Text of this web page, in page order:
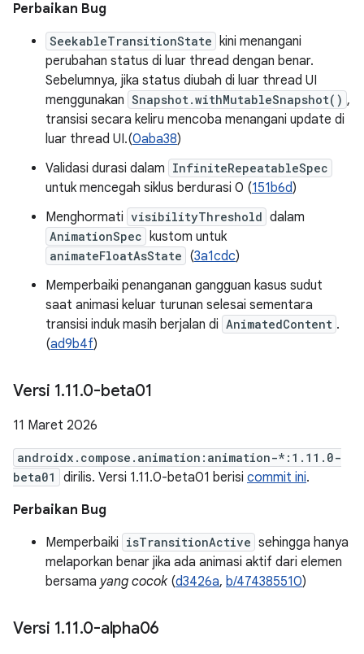
Perbaikan Bug
SeekableTransitionState kini menangani
perubahan status di luar thread dengan benar.
Sebelumnya, jika status diubah di luar thread UI
menggunakan Snapshot.withMutableSnapshot() ,
transisi secara keliru mencoba menangani update di
luar thread UI.(0aba38)
Validasi durasi dalam InfiniteRepeatableSpec
untuk mencegah siklus berdurasi 0 (151b6d)
Menghormati visibilityThreshold dalam
AnimationSpec kustom untuk
animateFloatAsState (3a1cdc)
Memperbaiki penanganan gangguan kasus sudut
saat animasi keluar turunan selesai sementara
transisi induk masih berjalan di AnimatedContent .
(ad9b4f)
Versi 1.11.0-beta01
11 Maret 2026
androidx.compose.animation:animation-*:1.11.0-
beta01
dirilis. Versi 1.11.0-beta01 berisi commit ini.
Perbaikan Bug
Memperbaiki isTransitionActive sehingga hanya
melaporkan benar jika ada animasi aktif dari elemen
bersama yang cocok(d3426a, b/474385510)
Versi 1.11.0-alpha06